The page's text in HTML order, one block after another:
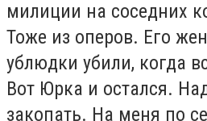
милиции на соседних
Тоже из оперов. Его
ублюдки убили, когда
Вот Юрка и остался.
закопать. На меня по